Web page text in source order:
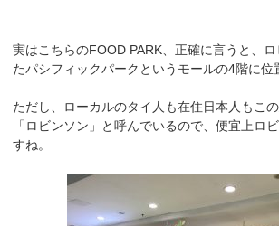
実はこちらのFOOD PARK、正確に言うと、
たパシフィックパークというモールの4階に位
ただし、ローカルのタイ人も在住日本人もこ
「ロビンソン」と呼んでいるので、便宜上ロ
すね。